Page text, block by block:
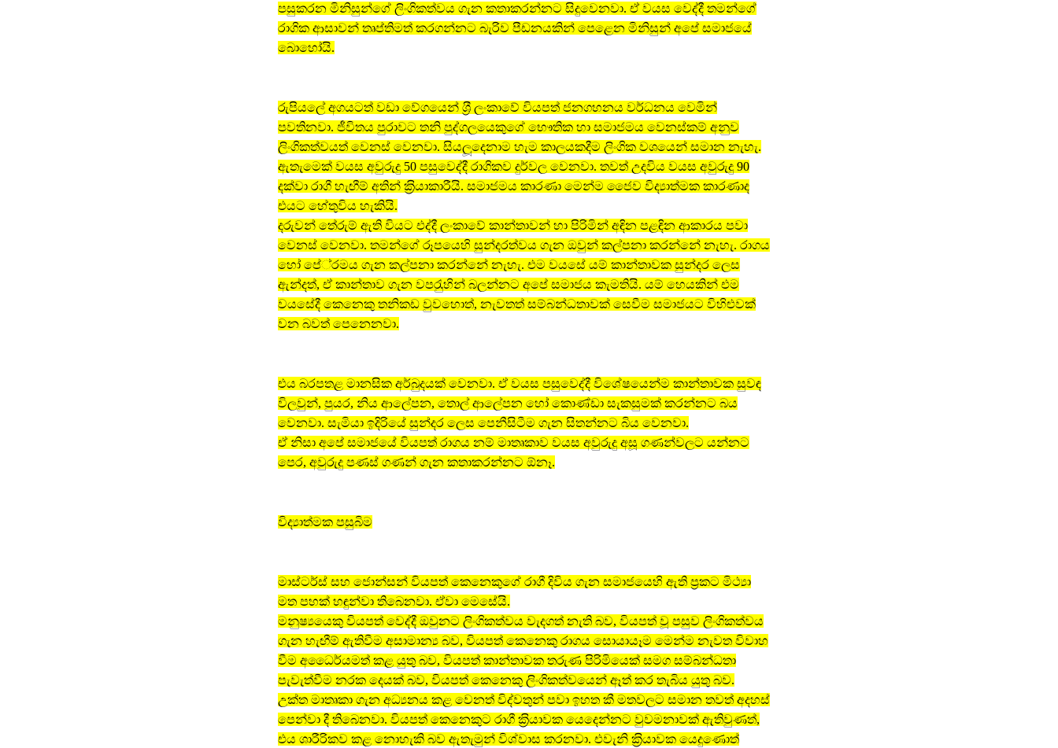
පසුකරන මිනිසුන්ගේ ලිංගිකත්වය ගැන කතාකරන්නට සිදුවෙනවා. ඒ වයස වෙද්දී තමන්ගේ
රාගික ආසාවන් තෘප්තිමත් කරගන්නට බැරිව පීඩනයකින් පෙළෙන මිනිසුන් අපේ සමාජයේ
බොහෝයි.
රුපියලේ අගයටත් වඩා වේගයෙන් ශ‍්‍රී ලංකාවේ වියපත් ජනගහනය වර්ධනය වෙමින්
පවතිනවා. ජීවිතය පුරාවට තනි පුද්ගලයෙකුගේ භෞතික හා සමාජමය වෙනස්කම් අනුව
ලිංගිකත්වයත් වෙනස් වෙනවා. සියලූදෙනාම හැම කාලයකදීම ලිංගික වශයෙන් සමාන නැහැ.
ඇතැමෙක් වයස අවුරුදු 50 පසුවෙද්දී රාගිකව දුර්වල වෙනවා. තවත් උදවිය වයස අවුරුදු 90
දක්වා රාගී හැඟීම් අතින් ක‍්‍රියාකාරීයි. සමාජමය කාරණා මෙන්ම ජෛව විද්‍යාත්මක කාරණාද
එයට හේතුවිය හැකියි.
දරුවන් තේරුම් ඇති වියට එද්දී ලංකාවේ කාන්තාවන් හා පිරිමින් අඳින පළඳින ආකාරය පවා
වෙනස් වෙනවා. තමන්ගේ රූපයෙහි සුන්දරත්වය ගැන ඔවුන් කල්පනා කරන්නේ නැහැ. රාගය
හෝ පේ‍්‍රමය ගැන කල්පනා කරන්නේ නැහැ. එම වයසේ යම් කාන්තාවක සුන්දර ලෙස
ඇන්දත්, ඒ කාන්තාව ගැන වපරැුහින් බලන්නට අපේ සමාජය කැමතියි. යම් හෙයකින් එම
වයසේදී කෙනෙකු තනිකඩ වුවහොත්, නැවතත් සම්බන්ධතාවක් සෙවීම සමාජයට විහිළුවක්
වන බවත් පෙනෙනවා.
එය බරපතළ මානසික අර්බුදයක් වෙනවා. ඒ වයස පසුවෙද්දී විශේෂයෙන්ම කාන්තාවක සුවඳ
විලවුන්, පුයර, නිය ආලේපන, තොල් ආලේපන හෝ කොණ්ඩා සැකසුමක් කරන්නට බය
වෙනවා. සැමියා ඉදිරියේ සුන්දර ලෙස පෙනීසිටීම ගැන සිතන්නට බිය වෙනවා.
ඒ නිසා අපේ සමාජයේ වියපත් රාගය නම් මාතෘකාව වයස අවුරුදු අසූ ගණන්වලට යන්නට
පෙර, අවුරුදු පණස් ගණන් ගැන කතාකරන්නට ඕනෑ.
විද්‍යාත්මක පසුබිම
මාස්ටර්ස් සහ ජොන්සන් වියපත් කෙනෙකුගේ රාගී දිවිය ගැන සමාජයෙහි ඇති ප‍්‍රකට මිථ්‍යා
මත පහක් හඳුන්වා තිබෙනවා. ඒවා මෙසේයි.
මනුෂ්‍යයෙකු වියපත් වෙද්දී ඔවුනට ලිංගිකත්වය වැදගත් නැති බව, වියපත් වූ පසුව ලිංගිකත්වය
ගැන හැඟීම් ඇතිවීම අසාමාන්‍ය බව, වියපත් කෙනෙකු රාගය සොයායෑම මෙන්ම නැවත විවාහ
වීම අධෛර්යමත් කළ යුතු බව, වියපත් කාන්තාවක තරුණ පිරිමියෙක් සමග සම්බන්ධතා
පැවැත්වීම නරක දෙයක් බව, වියපත් කෙනෙකු ලිංගිකත්වයෙන් ඈත් කර තැබිය යුතු බව.
උක්ත මාතෘකා ගැන අධ්‍යනය කළ වෙනත් විද්වතුන් පවා ඉහත කී මතවලට සමාන තවත් අදහස්
පෙන්වා දී තිබෙනවා. වියපත් කෙනෙකුට රාගී ක‍්‍රියාවක යෙදෙන්නට වුවමනාවක් ඇතිවුණත්,
එය ශාරීරිකව කළ නොහැකි බව ඇතැමුන් විශ්වාස කරනවා. එවැනි ක‍්‍රියාවක යෙදුණොත්